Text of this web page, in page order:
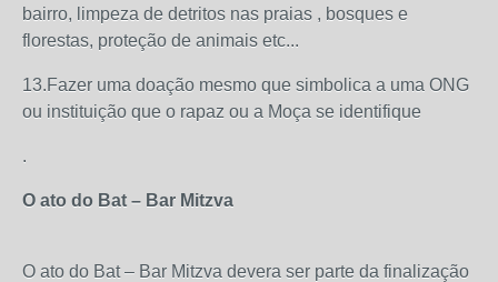
bairro, limpeza de detritos nas praias , bosques e
florestas, proteção de animais etc...
13.Fazer uma doação mesmo que simbolica a uma ONG
ou instituição que o rapaz ou a Moça se identifique
.
O ato do Bat – Bar Mitzva
O ato do Bat – Bar Mitzva devera ser parte da finalização